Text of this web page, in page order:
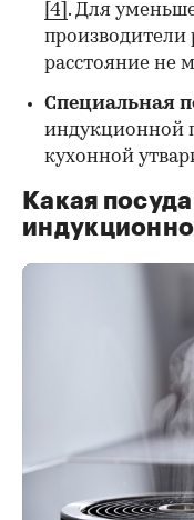
[4] . Для
расстояние не
Специальная
индукционной
кухонной
Какая